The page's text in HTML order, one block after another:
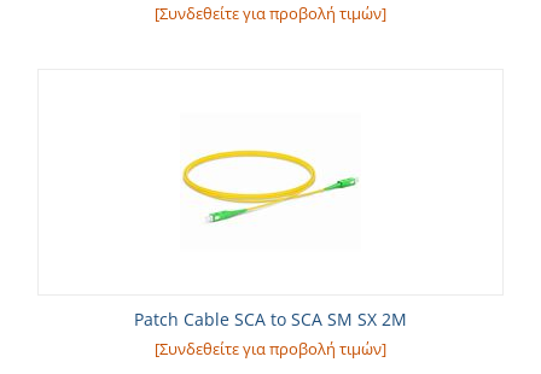
[Συνδεθείτε για προβολή τιμών]
Patch Cable SCA to SCA SM SX 2M
[Συνδεθείτε για προβολή τιμών]